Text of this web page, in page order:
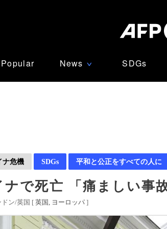
Popular News ∨ SDGs
ナ危機 SDGs 平和と公正をすべての人に
で死亡 「痛ましい事
ン/英国 [英国 ヨーロッパ ]